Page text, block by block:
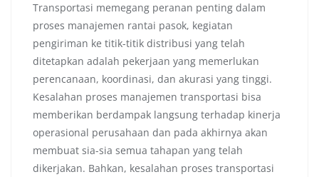
Transportasi memegang peranan penting dalam
proses manajemen rantai pasok, kegiatan
pengiriman ke titik-titik distribusi yang telah
ditetapkan adalah pekerjaan yang memerlukan
perencanaan, koordinasi, dan akurasi yang tinggi.
Kesalahan proses manajemen transportasi bisa
memberikan berdampak langsung terhadap kinerja
operasional perusahaan dan pada akhirnya akan
membuat sia-sia semua tahapan yang telah
dikerjakan. Bahkan, kesalahan proses transportasi